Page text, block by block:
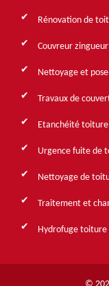
Rénovation de
Couvreur
Nettoyage et
Travaux de
Etanchéité
Urgence fuite de
Nettoyage de
Traitement et
Hydrofuge toiture